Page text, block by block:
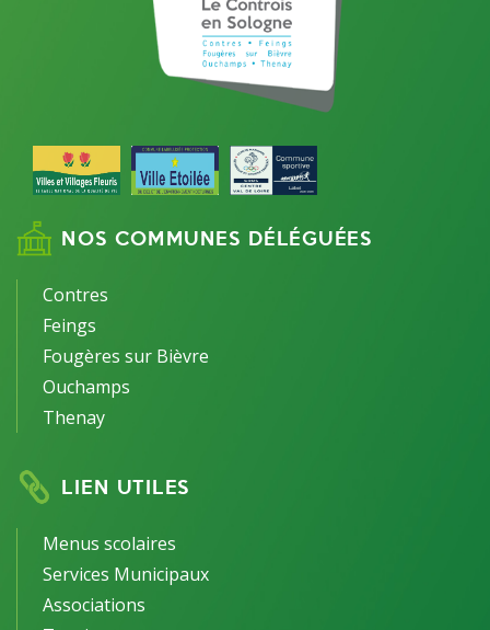
NOS COMMUNES DÉLÉGUÉES
Contres
Feings
Fougères sur Bièvre
Ouchamps
Thenay
LIEN UTILES
Menus scolaires
Services Municipaux
Associations